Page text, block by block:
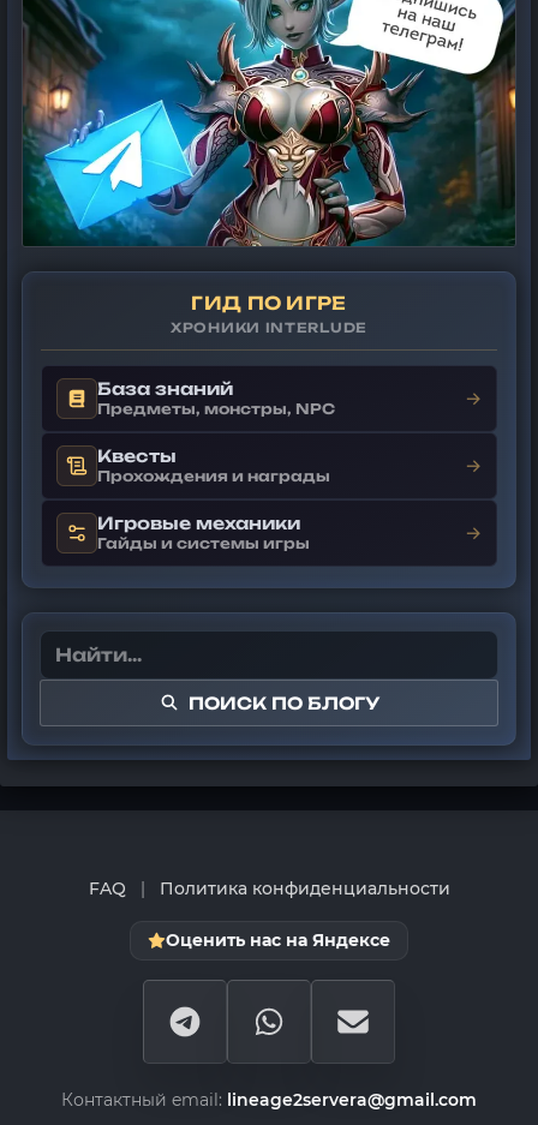
ГИД ПО ИГРЕ
ХРОНИКИ INTERLUDE
База знаний
Предметы, монстры, NPC →
Квесты
Прохождения и награды →
Игровые механики
Гайды и системы игры →
ПОИСК ПО БЛОГУ
FAQ | Политика конфиденциальности
Оценить нас на Яндексе
Контактный email: lineage2servera@gmail.com